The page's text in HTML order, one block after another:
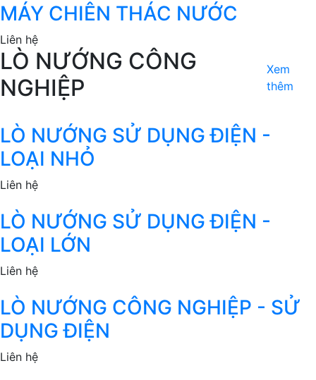
MÁY CHIÊN THÁC NƯỚC
Liên hệ
LÒ NƯỚNG CÔNG
NGHIỆP
Xem
thêm
LÒ NƯỚNG SỬ DỤNG ĐIỆN -
LOẠI NHỎ
Liên hệ
LÒ NƯỚNG SỬ DỤNG ĐIỆN -
LOẠI LỚN
Liên hệ
LÒ NƯỚNG CÔNG NGHIỆP - SỬ
DỤNG ĐIỆN
Liên hệ